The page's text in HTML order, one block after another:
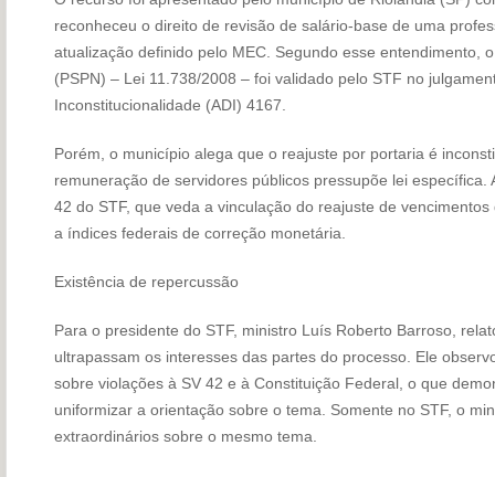
reconheceu o direito de revisão de salário-base de uma
atualização definido pelo MEC. Segundo esse entendimento,
(PSPN) – Lei 11.738/2008 – foi validado pelo STF no
Inconstitucionalidade (ADI) 4167.
Porém, o município alega que o reajuste por portaria é
remuneração de servidores públicos pressupõe lei específica.
42 do STF, que veda a vinculação do reajuste de
a índices federais de correção monetária.
Existência de repercussão
Para o presidente do STF, ministro Luís Roberto Barroso,
ultrapassam os interesses das partes do processo. Ele
sobre violações à SV 42 e à Constituição Federal, o que
uniformizar a orientação sobre o tema. Somente no STF, o
extraordinários sobre o mesmo tema.